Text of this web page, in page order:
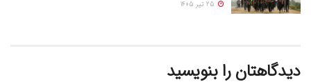
دیدگاهتان را بنویسید